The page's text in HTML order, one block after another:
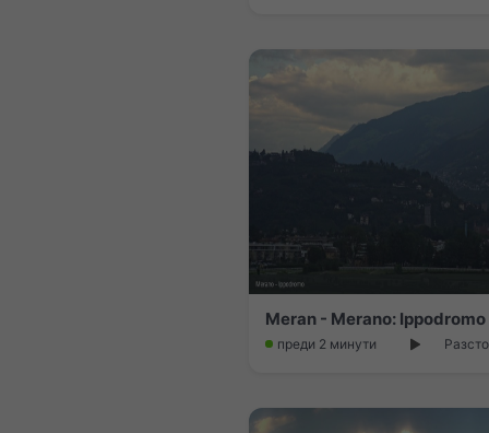
Meran - Merano: Ippodromo
преди 2 минути